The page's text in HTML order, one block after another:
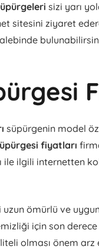
sizi yarı
sitesini ziyaret
süpürgenin model
fiyatları
ile ilgili internetten
ömürlü ve
için son
olması önem arz